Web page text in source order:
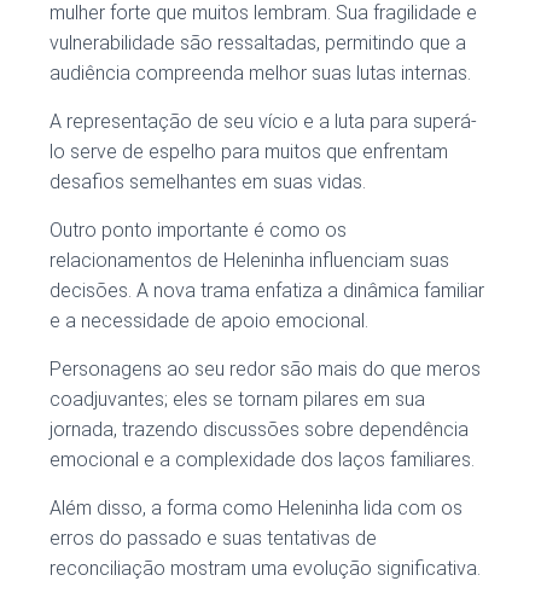
mulher forte que muitos lembram. Sua fragilidade e
vulnerabilidade são ressaltadas, permitindo que a
audiência compreenda melhor suas lutas internas.
A representação de seu vício e a luta para superá-
lo serve de espelho para muitos que enfrentam
desafios semelhantes em suas vidas.
Outro ponto importante é como os
relacionamentos de Heleninha influenciam suas
decisões. A nova trama enfatiza a dinâmica familiar
e a necessidade de apoio emocional.
Personagens ao seu redor são mais do que meros
coadjuvantes; eles se tornam pilares em sua
jornada, trazendo discussões sobre dependência
emocional e a complexidade dos laços familiares.
Além disso, a forma como Heleninha lida com os
erros do passado e suas tentativas de
reconciliação mostram uma evolução significativa.